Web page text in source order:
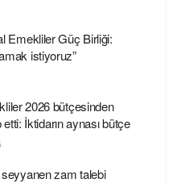
Emekliler Güç Birliği:
istiyoruz”
2026 bütçesinden
etti: İktidarın aynası bütçe
zam talebi